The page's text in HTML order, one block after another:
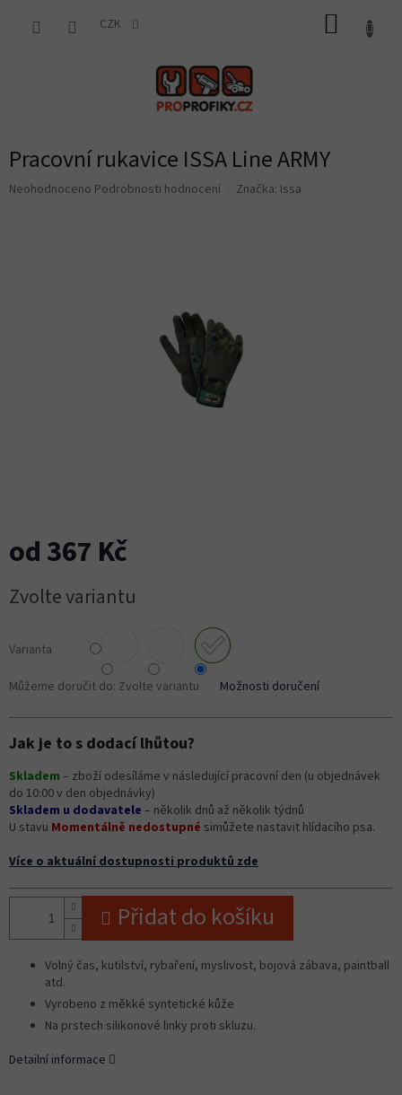
CZK
Pracovní rukavice ISSA Line ARMY
Průměrné
Neohodnoceno Podrobnosti hodnocení Značka: Issa
od367 Kč
cena:
Zvolte variantu
Varianta
Můžeme doručit do: Zvolte variantu Možnosti doručení
Jak je to s dodací lhůtou?
Skladem – zboží odesíláme v následující pracovní den (u objednávek
do 10:00 v den objednávky)
Skladem u dodavatele – několik dnů až několik týdnů
U stavu Momentálně nedostupné simůžete nastavit hlídacího psa.
Více o aktuální dostupnosti produktů zde
Přidat do košíku
Volný čas, kutilství, rybaření, myslivost, bojová zábava, paintball
atd.
Vyrobeno z měkké syntetické kůže
Na prstech silikonové linky proti skluzu.
Detailní informace